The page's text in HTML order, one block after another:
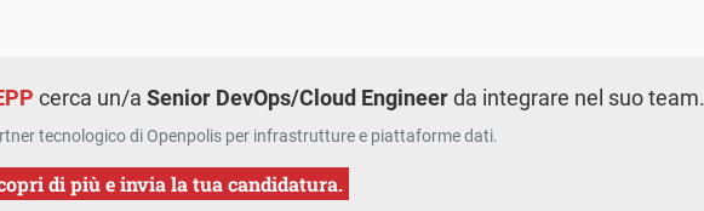
cerca un/aSenior DevOps/Cloud Engineerda integrare nel suo team.
tecnologico di Openpolis per infrastrutture e piattaforme dati.
di più e invia la tua candidatura.